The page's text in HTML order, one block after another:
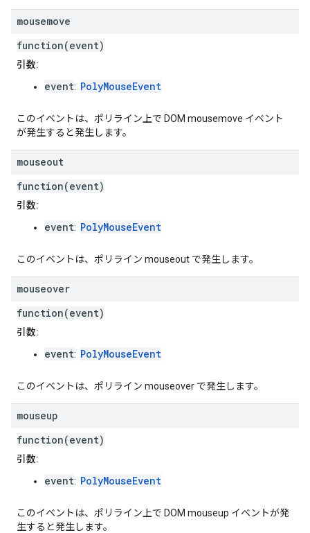
mousemove
function(event)
引数:
event: PolyMouseEvent
このイベントは、ポリライン上で DOM mousemove イベント
が発生すると発生します。
mouseout
function(event)
引数:
event: PolyMouseEvent
このイベントは、ポリライン mouseout で発生します。
mouseover
function(event)
引数:
event: PolyMouseEvent
このイベントは、ポリライン mouseover で発生します。
mouseup
function(event)
引数:
event: PolyMouseEvent
このイベントは、ポリライン上で DOM mouseup イベントが発
生すると発生します。